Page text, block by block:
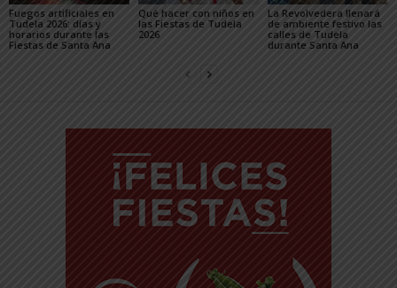
Fuegos artificiales en
Tudela 2026: días y
horarios durante las
Fiestas de Santa Ana
Qué hacer con niños en
las Fiestas de Tudela
2026
La Revolvedera llenará
de ambiente festivo las
calles de Tudela
durante Santa Ana